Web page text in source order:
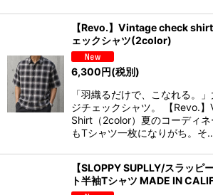
【Revo.】Vintage check
ェックシャツ(2color)
6,300円(税別)
「羽織るだけで、こなれる。
ジチェックシャツ。 【Revo.
Shirt（2color）夏のコーディ
もTシャツ一枚になりがち。そ
【SLOPPY SUPLLY/スラッピ
ト半袖Tシャツ MADE IN